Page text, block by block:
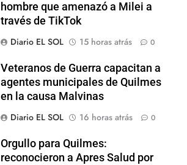
hombre que amenazó a Milei a
través de TikTok
Diario EL SOL
15 horas atrás 0
Veteranos de Guerra capacitan a
agentes municipales de Quilmes
en la causa Malvinas
Diario EL SOL
16 horas atrás 0
Orgullo para Quilmes:
reconocieron a Apres Salud por